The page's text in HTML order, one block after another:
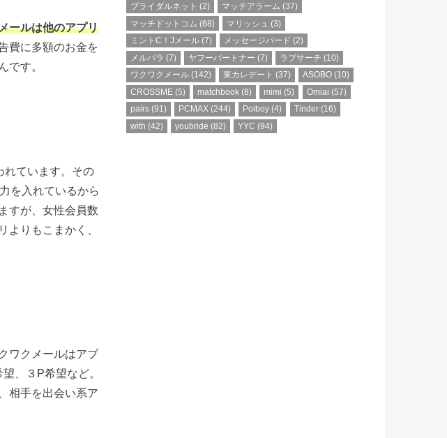
ールは他のアプリ
費に多額のお金を
です。
れています。その
を入れているから
すが、女性会員数
よりもこまかく、
ワクメールはアブ
、３P希望など。
相手を出会い系ア
ブライダルネット (2) マッチアラーム (37)
マッチドットコム (68) マリッシュ (3)
ミントC！Jメール (7) メッセージバード (2)
メルパラ (7) ヤフーパートナー (7) ラブサーチ (10)
ワクワクメール (142) 東カレデート (37) ASOBO (10)
CROSSME (5) matchbook (8) mimi (5) Omiai (57)
pairs (91) PCMAX (244) Poiboy (4) Tinder(16)
with (42) youbride (82) YYC (94)